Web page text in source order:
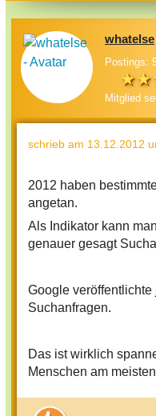
whatelse
Postings:
Mitglied
schrieb am 13.12.2012
2012 haben
angetan.
Als Indikator kann
genauer gesagt
Google
Suchanfragen.
Das ist wirklich
Menschen am